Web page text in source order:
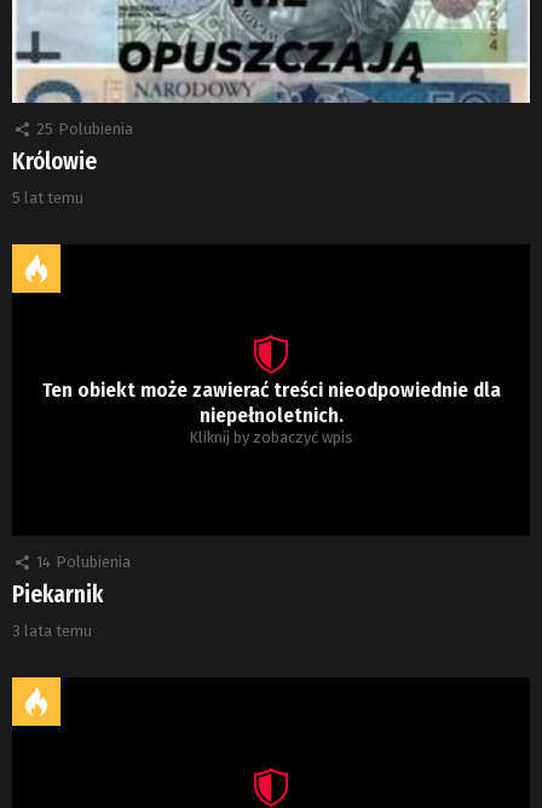
25 Polubienia
Królowie
5 lat temu
Ten obiekt może zawierać treści nieodpowiednie dla
niepełnoletnich.
Kliknij by zobaczyć wpis
14 Polubienia
Piekarnik
3 lata temu